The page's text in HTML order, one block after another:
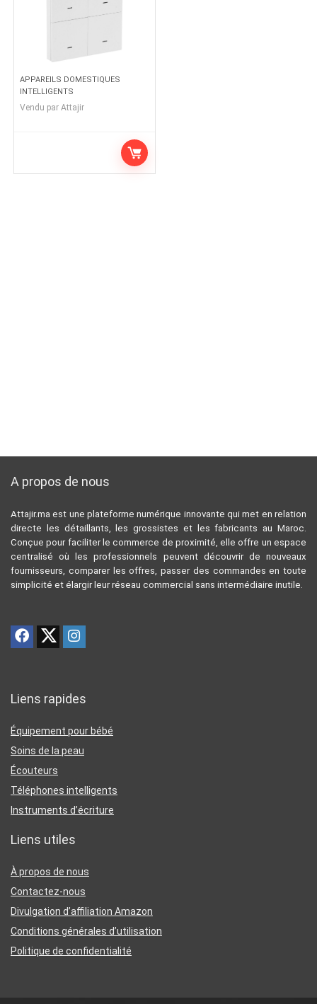
APPAREILS DOMESTIQUES
INTELLIGENTS
Vendu par Attajir
A propos de nous
Attajir.ma est une plateforme numérique innovante qui met en relation
directe les détaillants, les grossistes et les fabricants au Maroc.
Conçue pour faciliter le commerce de proximité, elle offre un espace
centralisé où les professionnels peuvent découvrir de nouveaux
fournisseurs, comparer les offres, passer des commandes en toute
simplicité et élargir leur réseau commercial sans intermédiaire inutile.
Liens rapides
Équipement pour bébé
Soins de la peau
Écouteurs
Téléphones intelligents
Instruments d’écriture
Liens utiles
À propos de nous
Contactez-nous
Divulgation d’affiliation Amazon
Conditions générales d’utilisation
Politique de confidentialité